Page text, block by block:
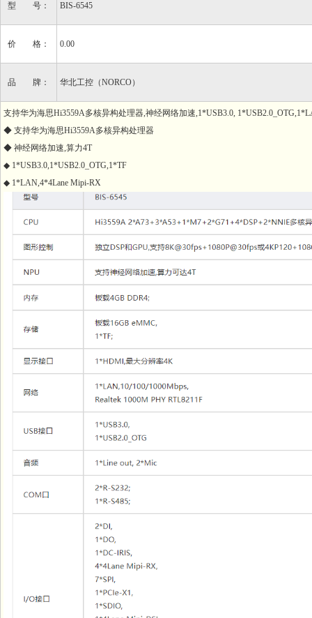
型 号： BIS-6545
价 格： 0.00
品 牌： 华北工控（NORCO）
支持华为海思Hi3559A多核异构处理器,神经网络加速,1*USB3.0,
◆ 支持华为海思Hi3559A多核异构处理器
◆ 神经网络加速,算力4T
◆ 1*USB3.0,1*USB2.0_OTG,1*TF
◆ 1*LAN,4*4Lane Mipi-RX